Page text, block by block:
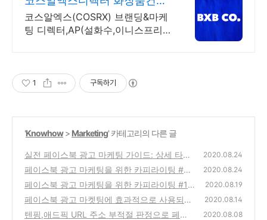
팅
코스알엑스(COSRX) 브랜딩&마케
팅 디렉터,AP(설화수,이니스프리)
1 구독하기
'Knowhow> Marketing' 카테고리의 다른 글
실전 페이스북 광고 마케팅 가이드: 상세 타겟
팅의 원칙!!
(0)
2020.08.24
페이스북 광고 마케팅을 위한 카피라이팅 #3
어느 정도까지 성공해야 할까?
(0)
2020.08.24
페이스북 광고 마케팅을 위한 카피라이팅 #1
작성의 4단계
(0)
2020.08.19
페이스북 광고 마켓팅에 효과적으로 사용되는
포워딩과 랜딩페이지 작성방법
(4)
2020.08.14
텐핑,애드픽 URL 주소 부적절 판정으로 페이
2020.08.08